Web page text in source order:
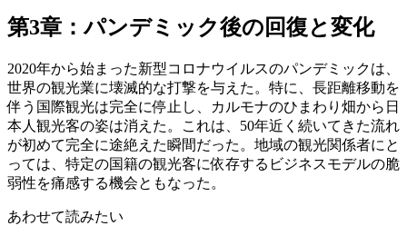
第3章：パンデミック後の回復と変化
2020年から始まった新型コロナウイルスのパンデミックは、
世界の観光業に壊滅的な打撃を与えた。特に、長距離移動を
伴う国際観光は完全に停止し、カルモナのひまわり畑から日
本人観光客の姿は消えた。これは、50年近く続いてきた流れ
が初めて完全に途絶えた瞬間だった。地域の観光関係者にと
っては、特定の国籍の観光客に依存するビジネスモデルの脆
弱性を痛感する機会ともなった。
あわせて読みたい